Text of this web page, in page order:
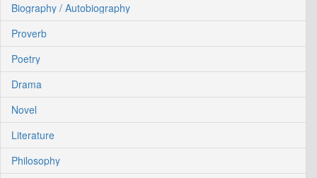
Biography / Autobiography
Proverb
Poetry
Drama
Novel
Literature
Philosophy